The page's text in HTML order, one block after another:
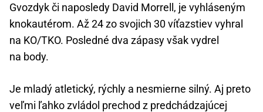
Gvozdyk či naposledy David Morrell, je vyhláseným
knokautérom. Až 24 zo svojich 30 víťazstiev vyhral
na KO/TKO. Posledné dva zápasy však vydrel
na body.
Je mladý atletický, rýchly a nesmierne silný. Aj preto
veľmi ľahko zvládol prechod z predchádzajúcej